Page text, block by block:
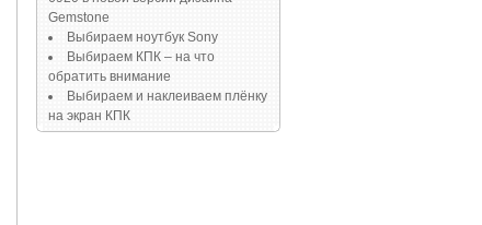
Gemstone
Выбираем ноутбук Sony
Выбираем КПК – на что
обратить внимание
Выбираем и наклеиваем плёнку
на экран КПК